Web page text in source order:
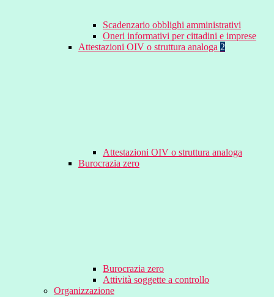
Scadenzario obblighi amministrativi
Oneri informativi per cittadini e imprese
Attestazioni OIV o struttura analoga 2
Attestazioni OIV o struttura analoga
Burocrazia zero
Burocrazia zero
Attività soggette a controllo
Organizzazione